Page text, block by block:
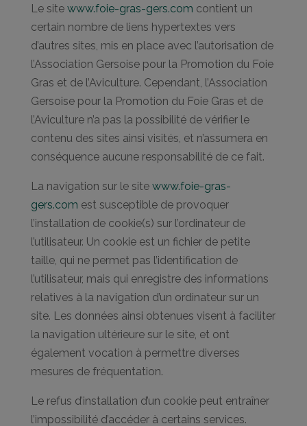
Le site www.foie-gras-gers.com contient un
certain nombre de liens hypertextes vers
d’autres sites, mis en place avec l’autorisation de
l’Association Gersoise pour la Promotion du Foie
Gras et de l’Aviculture. Cependant, l’Association
Gersoise pour la Promotion du Foie Gras et de
l’Aviculture n’a pas la possibilité de vérifier le
contenu des sites ainsi visités, et n’assumera en
conséquence aucune responsabilité de ce fait.
La navigation sur le site www.foie-gras-
gers.com est susceptible de provoquer
l’installation de cookie(s) sur l’ordinateur de
l’utilisateur. Un cookie est un fichier de petite
taille, qui ne permet pas l’identification de
l’utilisateur, mais qui enregistre des informations
relatives à la navigation d’un ordinateur sur un
site. Les données ainsi obtenues visent à faciliter
la navigation ultérieure sur le site, et ont
également vocation à permettre diverses
mesures de fréquentation.
Le refus d’installation d’un cookie peut entraîner
l’impossibilité d’accéder à certains services.